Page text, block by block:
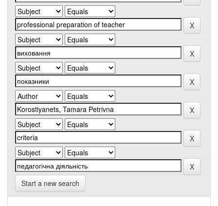
Start a new search